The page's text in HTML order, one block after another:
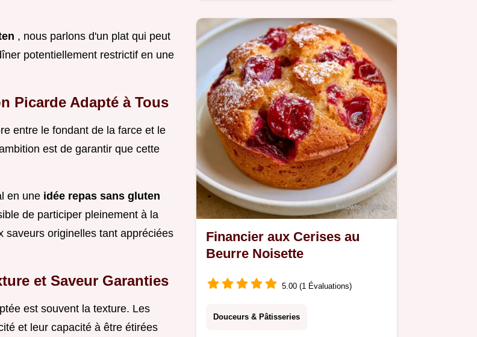
, nous parlons d'un plat qui peut
potentiellement restrictif en une
Picarde Adapté à Tous
entre le fondant de la farce et le
est de garantir que cette
en une idée repas sans gluten
de participer pleinement à la
saveurs originelles tant appréciées
et Saveur Garanties
est souvent la texture. Les
et leur capacité à être étirées
Financier aux Cerises au
Beurre Noisette
5.00 (1 Évaluations)
Douceurs & Pâtisseries